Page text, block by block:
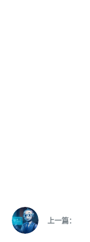
上一篇：